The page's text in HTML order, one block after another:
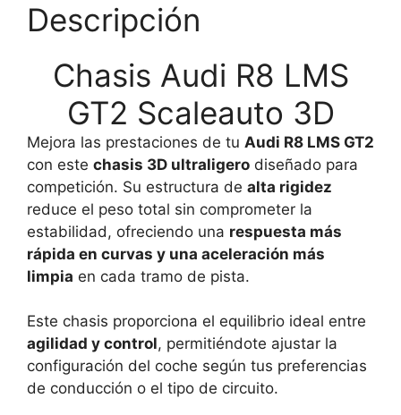
Descripción
Chasis Audi R8 LMS
GT2 Scaleauto 3D
Mejora las prestaciones de tu Audi R8 LMS GT2
con este chasis 3D ultraligero diseñado para
competición. Su estructura de alta rigidez
reduce el peso total sin comprometer la
estabilidad, ofreciendo una respuesta más
rápida en curvas y una aceleración más
limpia en cada tramo de pista.
Este chasis proporciona el equilibrio ideal entre
agilidad y control, permitiéndote ajustar la
configuración del coche según tus preferencias
de conducción o el tipo de circuito.